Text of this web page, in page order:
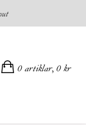
0 artiklar, 0kr